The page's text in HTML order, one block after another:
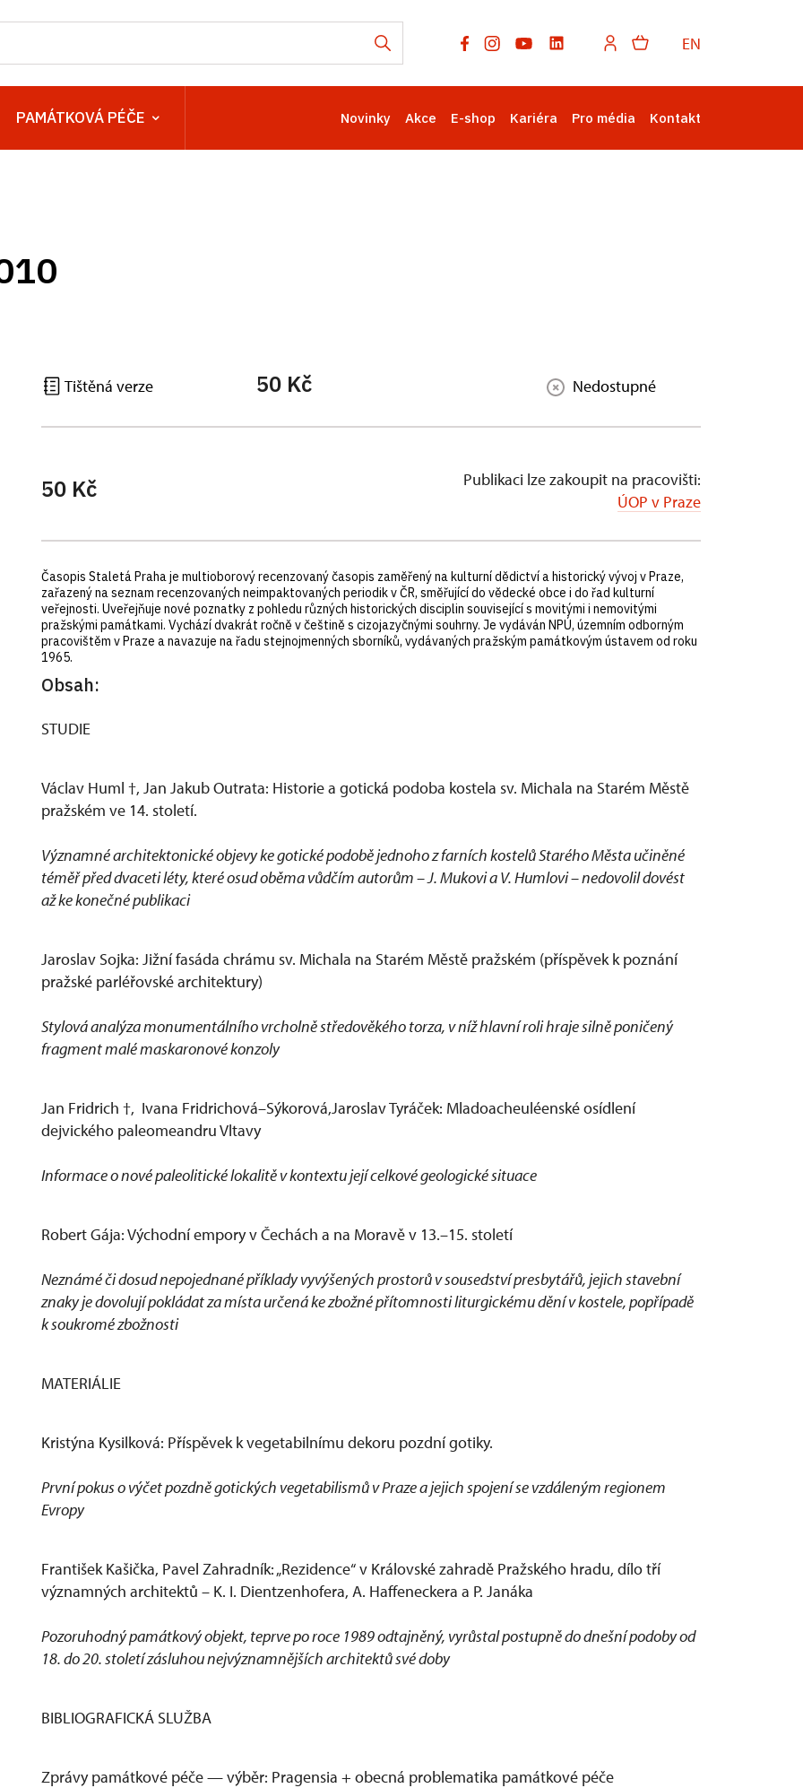
EN
PAMÁTKOVÁ PÉČE Novinky Akce E-shop Kariéra Pro média Kontakt
Tištěná verze 50 Kč Nedostupné
50 Kč
Publikaci lze zakoupit na pracovišti:
ÚOP v Praze
Časopis Staletá Praha je multioborový recenzovaný časopis zaměřený na kulturní dědictví a historický vývoj v Praze,
zařazený na seznam recenzovaných neimpaktovaných periodik v ČR, směřující do vědecké obce i do řad kulturní
veřejnosti. Uveřejňuje nové poznatky z pohledu různých historických disciplin související s movitými i nemovitými
pražskými památkami. Vychází dvakrát ročně v češtině s cizojazyčnými souhrny. Je vydáván NPÚ, územním odborným
pracovištěm v Praze a navazuje na řadu stejnojmenných sborníků, vydávaných pražským památkovým ústavem od roku
1965.
Obsah:
STUDIE
Václav Huml †, Jan Jakub Outrata: Historie a gotická podoba kostela sv. Michala na Starém Městě
pražském ve 14. století.
Významné architektonické objevy ke gotické podobě jednoho z farních kostelů Starého Města učiněné
téměř před dvaceti léty, které osud oběma vůdčím autorům – J. Mukovi a V. Humlovi – nedovolil dovést
až ke konečné publikaci
Jaroslav Sojka: Jižní fasáda chrámu sv. Michala na Starém Městě pražském (příspěvek k poznání
pražské parléřovské architektury)
Stylová analýza monumentálního vrcholně středověkého torza, v níž hlavní roli hraje silně poničený
fragment malé maskaronové konzoly
Jan Fridrich †, Ivana Fridrichová–Sýkorová,Jaroslav Tyráček: Mladoacheuléenské osídlení
dejvického paleomeandru Vltavy
Informace o nové paleolitické lokalitě v kontextu její celkové geologické situace
Robert Gája: Východní empory v Čechách a na Moravě v 13.–15. století
Neznámé či dosud nepojednané příklady vyvýšených prostorů v sousedství presbytářů, jejich stavební
znaky je dovolují pokládat za místa určená ke zbožné přítomnosti liturgickému dění v kostele, popřípadě
k soukromé zbožnosti
MATERIÁLIE
Kristýna Kysilková: Příspěvek k vegetabilnímu dekoru pozdní gotiky.
První pokus o výčet pozdně gotických vegetabilismů v Praze a jejich spojení se vzdáleným regionem
Evropy
František Kašička, Pavel Zahradník: „Rezidence“ v Královské zahradě Pražského hradu, dílo tří
významných architektů – K. I. Dientzenhofera, A. Haffeneckera a P. Janáka
Pozoruhodný památkový objekt, teprve po roce 1989 odtajněný, vyrůstal postupně do dnešní podoby od
18. do 20. století zásluhou nejvýznamnějších architektů své doby
BIBLIOGRAFICKÁ SLUŽBA
Zprávy památkové péče — výběr: Pragensia + obecná problematika památkové péče